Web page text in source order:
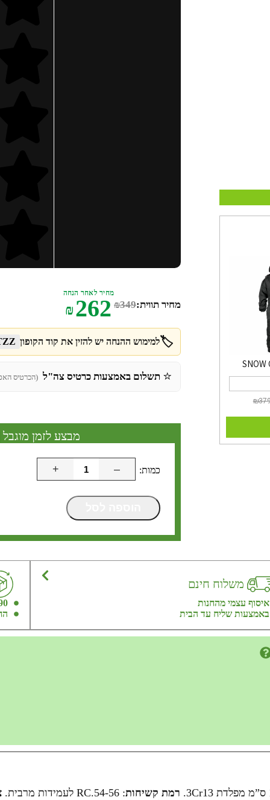
מחיר תווית: ₪349
מחיר לאחר הנחה
₪262
🏷️למימוש ההנחה יש להזין את קוד הקופון
⭐ תשלום באמצעות כרטיס צה"ל (הכרטיס
מבצע לזמן
–
+
משלוח חינם
איסוף עצמי מהחנות
באמצעות שליח עד הבית
90 יום החזר
רמת קשיחות: RC.54-56 לעמידות מרבית.